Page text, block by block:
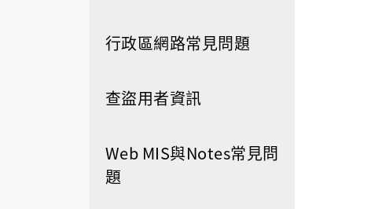
行政區網路常見問題
查盜用者資訊
Web MIS與Notes常見問
題